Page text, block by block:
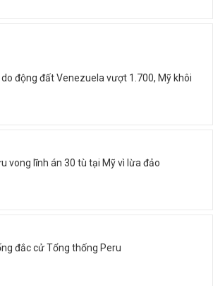
động đất Venezuela vượt 1.700, Mỹ khôi
vong lĩnh án 30 tù tại Mỹ vì lừa đảo
đắc cử Tổng thống Peru